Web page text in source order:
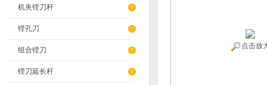
机夹镗刀杆
镗孔刀
组合镗刀
镗刀延长杆
点击放